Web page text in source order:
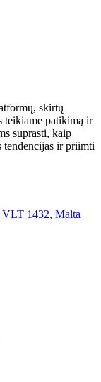
skirtų
teikiame patikimą ir
suprasti, kaip
tendencijas ir priimti
VLT 1432, Malta